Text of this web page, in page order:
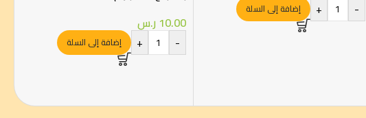
-
+ إضافة إلى السلة
10.00 ر.س
-
+ إضافة إلى السلة